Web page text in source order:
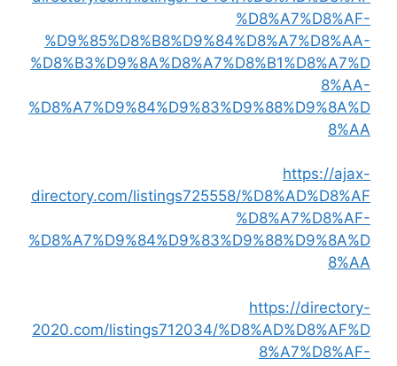
%D8%A7%D8%AF-
%D9%85%D8%B8%D9%84%D8%A7%D8%AA-
%D8%B3%D9%8A%D8%A7%D8%B1%D8%A7%D
8%AA-
%D8%A7%D9%84%D9%83%D9%88%D9%8A%D
8%AA
https://ajax-
directory.com/listings725558/%D8%AD%D8%AF
%D8%A7%D8%AF-
%D8%A7%D9%84%D9%83%D9%88%D9%8A%D
8%AA
https://directory-
2020.com/listings712034/%D8%AD%D8%AF%D
8%A7%D8%AF-